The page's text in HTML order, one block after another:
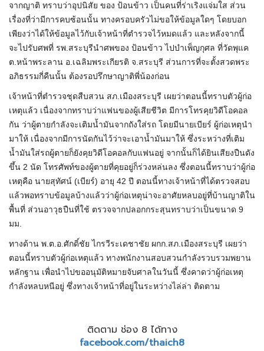
จากญาติ ทราบว่าอุปนิสัย ของ ป้อนข้าว เป็นคนที่ร่าเริงแจ่มใส ส่วน
เรื่องที่ว่ามีการคบซ้อนนั้น ทางครอบครัวไม่ขอให้ข้อมูลใดๆ โดยบอก
เพียงว่าได้ให้ข้อมูลไว้กับเจ้าหน้าที่ตำรวจไว้หมดแล้ว และหลังจากนี้
จะไปรับศพที่ รพ.สระบุรีนำศพของ ป้อนข้าว ไปบำเพ็ญกุศล ที่วัดพุแค
ต.หน้าพระลาน อ.เฉลิมพระเกียรติ จ.สระบุรี ส่วนการที่จะตั้งสวดพระ
อภิธรรมกี่คืนนั้น ต้องรอปรึกษาญาติพี่น้องก่อน
เจ้าหน้าที่ตำรวจชุดสืบสวน สภ.เมืองสระบุรี เผยว่าตอนนี้ทราบตัวผู้ก่อ
เหตุแล้ว เนื่องจากทราบว่าแฟนของผู้เสียชีวิต มีการโทรคุยวิดีโอคอล
กัน ว่าผู้ตายกำลังจะเติมน้ำมันจากถังใส่รถ โดยมีนายเบียร์ ผู้ก่อเหตุนำ
มาให้ เนื่องจากมีการนัดกันไว้ว่าจะเอาน้ำมันมาให้ ซึ่งระหว่างที่เติม
น้ำมันใส่รถผู้ตายก็ยังคุยวิดีโอคอลกับแฟนอยู่ จากนั้นก็ได้ยินเสียงปืนดัง
ขึ้น 2 นัด โทรศัพท์ของผู้ตายที่คุยอยู่ก็ร่วงหล่นลง ซึ่งตอนนี้ทราบว่าผู้ก่อ
เหตุคือ นายสุทัศน์ (เบียร์) อายุ 42 ปี ตอนนี้ทางเจ้าหน้าที่ได้ตรวจสอบ
แล้วพอทราบข้อมูลบ้างแล้วว่าผู้ก่อเหตุน่าจะอาศัยหลบอยู่ที่บ้านญาติใน
พื้นที่ ส่วนอาวุธปืนที่ใช้ ตรวจจากปลอกกระสุนทราบว่าเป็นขนาด 9
มม.
ทางด้าน พ.ต.อ.ศักดิ์ชัย ไกรวีระเดชาชัย ผกก.สภ.เมืองสระบุรี เผยว่า
ตอนนี้ทราบตัวผู้ก่อเหตุแล้ว ทางพนักงานสอบสวนกำลังรวบรวมพยาน
หลักฐาน เพื่อนำไปขออนุมัติหมายจับศาลในวันนี้ ซึ่งคาดว่าผู้ก่อเหตุ
กำลังหลบหนีอยู่ ซึ่งทางเจ้าหน้าที่อยู่ในระหว่างไล่ล่า ติดตาม
ติดตาม ช่อง 8 ได้ทาง
facebook.com/thaich8